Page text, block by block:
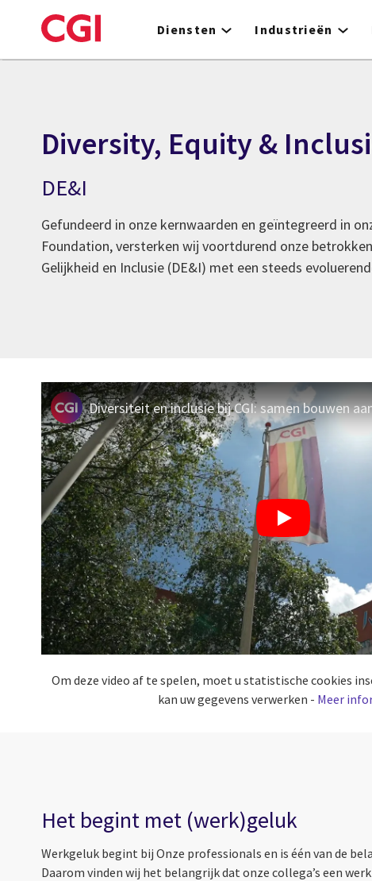
to
Diensten Industrieën
Diversity, Equity &
DE&I
Gefundeerd in onze kernwaarden en geïntegreerd in
Foundation, versterken wij voortdurend onze
Gelijkheid en Inclusie (DE&I) met een steeds
Om deze video af te spelen, moet u statistische cookies
kan uw gegevens verwerken - Meer
Het begint met (werk)geluk
Werkgeluk begint bij Onze professionals en is één van de
Daarom vinden wij het belangrijk dat onze collega’s een